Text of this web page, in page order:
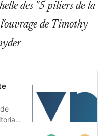
des "5 piliers de la
de Timothy